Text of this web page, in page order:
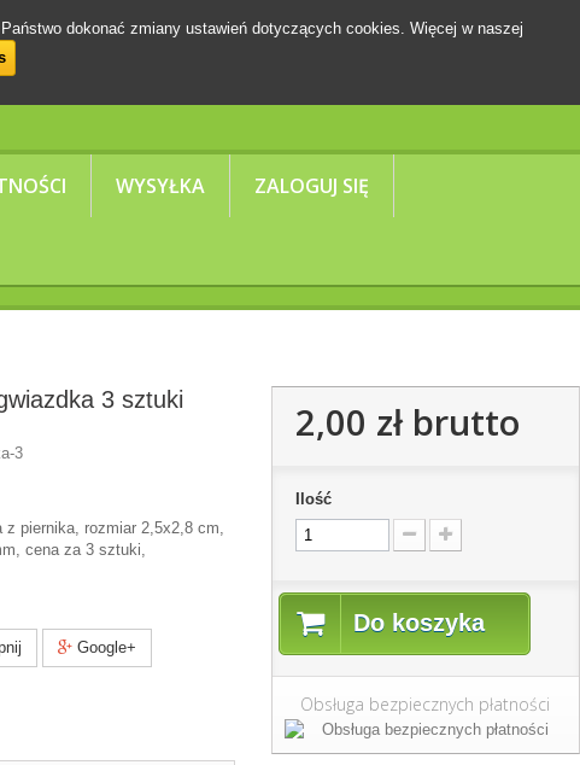
WYSYŁKA ZALOGUJ SIĘ
dokonać zmiany ustawień dotyczących cookies. Więcej w naszej
3 sztuki
3
z piernika, rozmiar 2,5x2,8 cm,
cena za 3 sztuki,
Google+
2,00 złbrutto
Ilość
Do koszyka
Obsługa bezpiecznych płatności